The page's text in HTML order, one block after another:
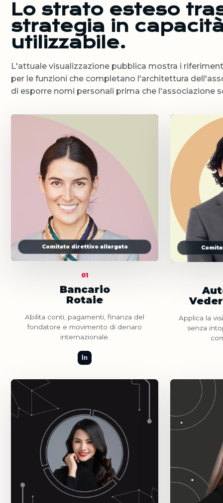
Lo strato esteso
strategia in
utilizzabile.
L'attuale visualizzazione pubblica mostra i
per le funzioni che completano l'architettura
di esporre nomi personali prima che l'associazione
Comitato direttivo allargato
01
Bancario
Rotaie
Abilita conti, pagamenti, finanza del
fondatore e movimento di denaro
internazionale.
In
Applica la
senza